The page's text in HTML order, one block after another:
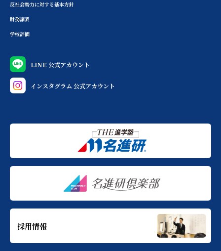
反社会勢力に対する基本方針
財務諸表
学校評価
LINE 公式アカウント
インスタグラム 公式アカウント
採用情報